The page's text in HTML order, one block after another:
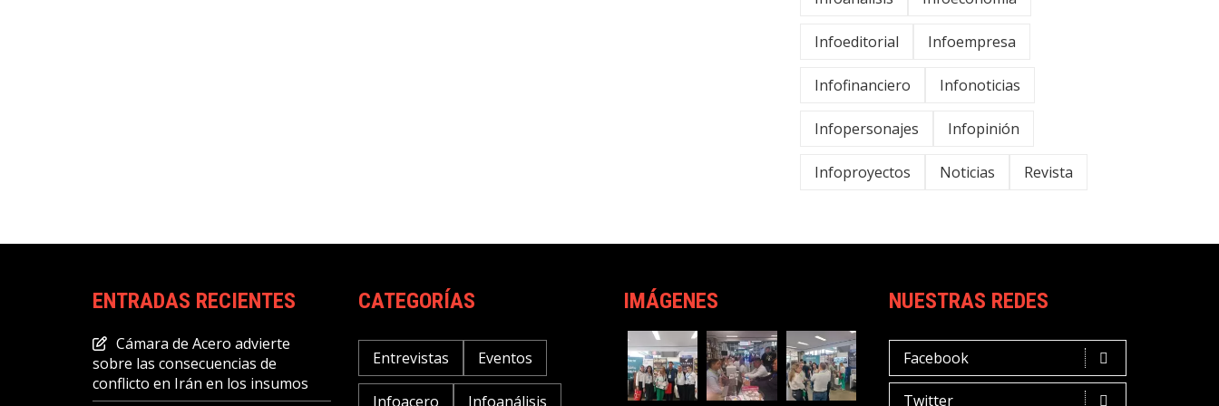
Infoeditorial Infoempresa
Infofinanciero Infonoticias
Infopersonajes Infopinión
Infoproyectos Noticias Revista
ENTRADAS RECIENTES
Cámara de Acero advierte
sobre las consecuencias de
conflicto en Irán en los insumos
CATEGORÍAS
Entrevistas Eventos
Infoacero Infoanálisis
IMÁGENES NUESTRAS REDES
Facebook
Twitter